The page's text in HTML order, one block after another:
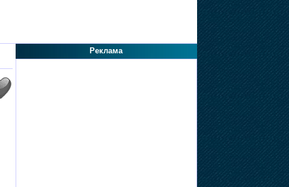
Реклама